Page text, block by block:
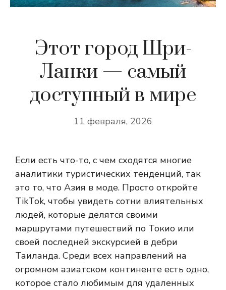
Этот город Шри-
Ланки — самый
доступный в мире
11 февраля, 2026
Если есть что-то, с чем сходятся многие
аналитики туристических тенденций, так
это то, что Азия в моде. Просто откройте
TikTok, чтобы увидеть сотни влиятельных
людей, которые делятся своими
маршрутами путешествий по Токио или
своей последней экскурсией в дебри
Таиланда. Среди всех направлений на
огромном азиатском континенте есть одно,
которое стало любимым для удаленных